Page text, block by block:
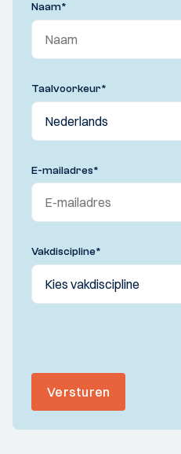
Naam*
Taalvoorkeur*
E-mailadres*
Vakdiscipline*
Versturen